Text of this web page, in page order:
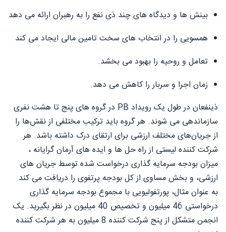
بینش ها و دیدگاه های چند ذی نفع را به رهبران ارائه می دهد
همسویی را در انتخاب های سخت تامین مالی ایجاد می کند
تعامل و روحیه را بهبود می بخشد.
زمان اجرا و سربار را کاهش می دهد.
ذینفعان در طول یک رویداد PB در گروه های پنج تا هشت نفری
سازماندهی می شوند. هر گروه باید ترکیب مختلفی از نقش‌ها را
از جریان‌های مختلف ارزشی برای ارتقای درک داشته باشد. هر
شرکت کننده لیستی از راه حل ها و ایده های آرمان گرایانه ،
میزان بودجه سرمایه گذاری درخواست شده توسط جریان های
ارزشی، و بخش مساوی از کل بودجه پرتفوی را دریافت می کند.
به عنوان مثال، پورتفولیویی با مجموع بودجه سرمایه گذاری
درخواستی 46 میلیون و تخصیص 40 میلیون در نظر بگیرید. یک
انجمن متشکل از پنج شرکت کننده 8 میلیون به هر شرکت کننده